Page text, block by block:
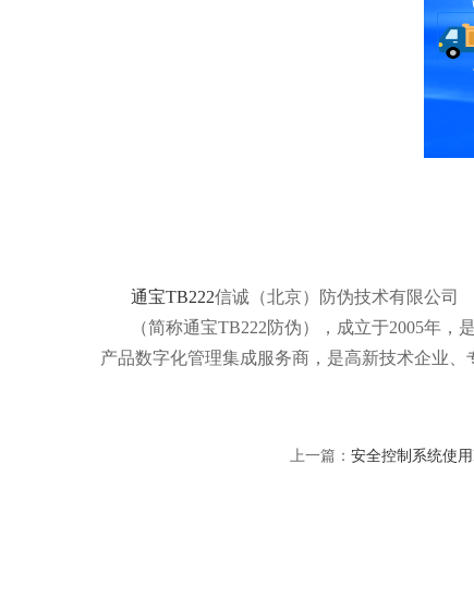
通宝TB222信诚（北京）防伪技术有限公司
（简称通宝TB222防伪），成立于2005年
产品数字化管理集成服务商，是高新技术企业、
上一篇： 安全控制系统使